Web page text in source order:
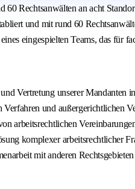
60 Rechtsanwälten an acht
und mit rund 60
eingespielten Teams, das
Vertretung unserer Mandanten
und außergerichtlichen
arbeitsrechtlichen
komplexer arbeitsrechtlicher
mit anderen Rechtsgebieten